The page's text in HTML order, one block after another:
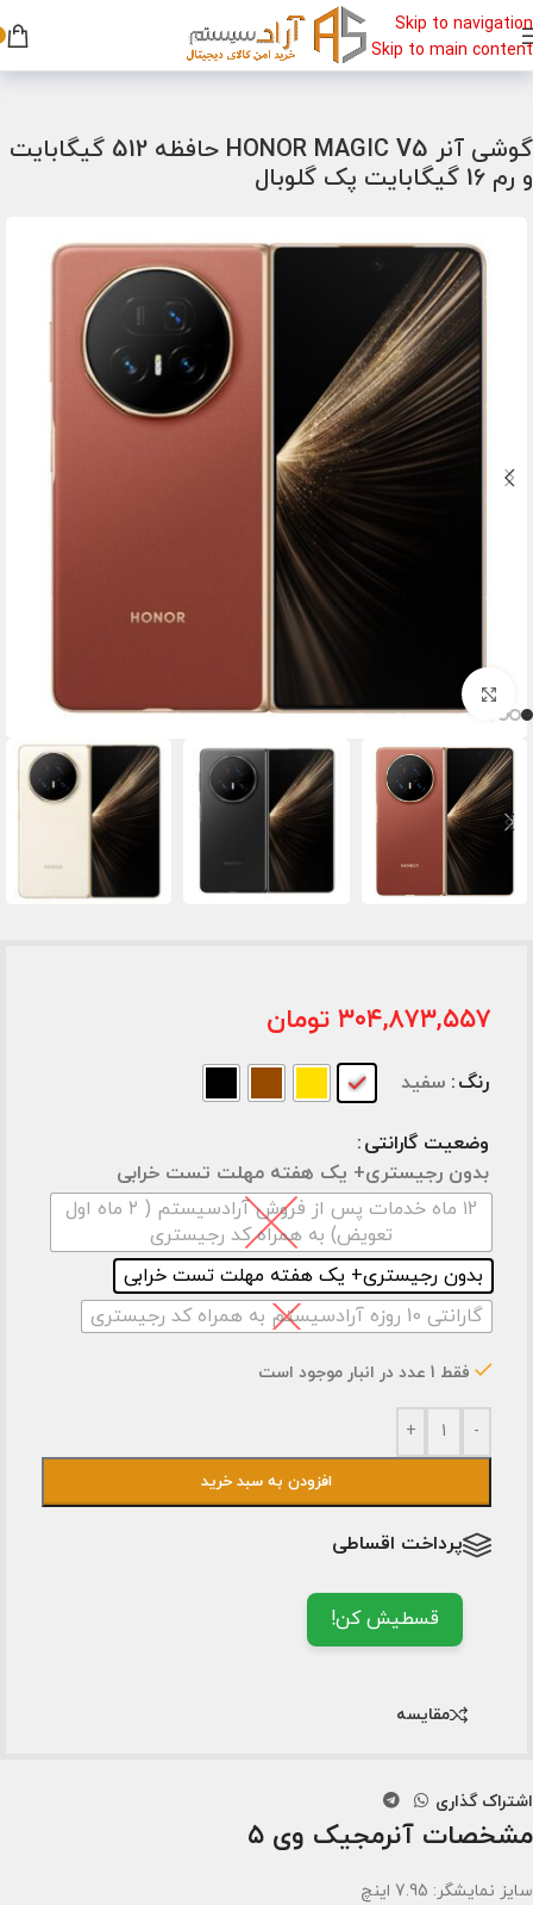
Skip to navigation
Skip to main content
خانه/گوشی/ گوشی هواوی
گوشی آنر HONOR MAGIC V5 حافظه 512 گیگابایت
و رم 16 گیگابایت پک گلوبال
برای بزرگنمایی کلیک کنید
۳۰۴,۸۷۳,۵۵۷ تومان
رنگ سفید
وضعیت گارانتی
بدون رجیستری+ یک هفته مهلت تست خرابی
۱2 ماه خدمات پس از فروش آرادسیستم ( ۲ ماه اول
تعویض) به همراه کد رجیستری
بدون رجیستری+ یک هفته مهلت تست خرابی
گارانتی 10 روزه آرادسیستم به همراه کد رجیستری
فقط 1 عدد در انبار موجود است
-
+
افزودن به سبد خرید
پرداخت اقساطی
قسطیش کن!
مقایسه
اشتراک گذاری
مشخصات آنرمجیک وی ۵
سایز نمایشگر: 7.95 اینچ